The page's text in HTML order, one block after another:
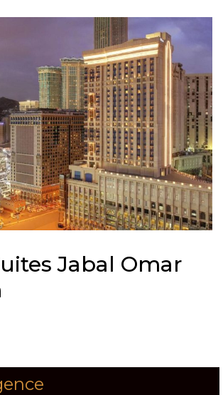
Jabal Omar